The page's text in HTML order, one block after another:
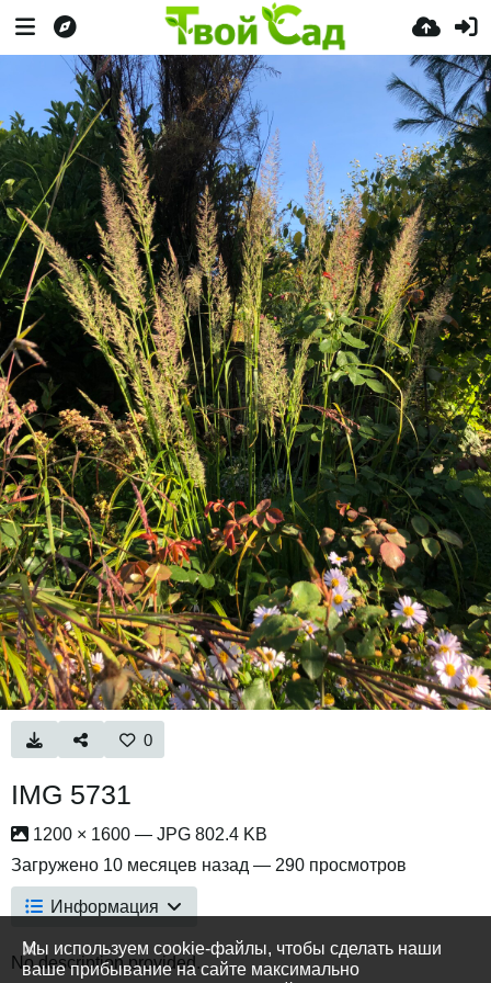
0
IMG 5731
1200 × 1600 — JPG 802.4 KB
Загружено 10 месяцев назад — 290 просмотров
Информация
No description provided.
Мы используем cookie-файлы, чтобы сделать наши
ваше прибывание на сайте максимально